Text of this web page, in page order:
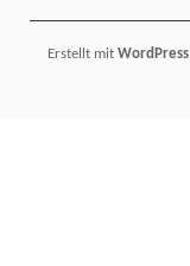
Erstellt mit WordPress